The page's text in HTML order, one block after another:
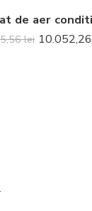
lei 10.052,26